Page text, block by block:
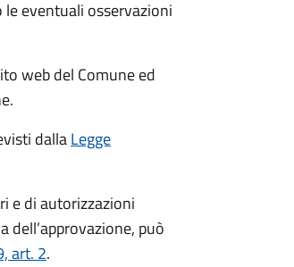
eventuali osservazioni
web del Comune ed
dallaLegge
e di autorizzazioni
dell’approvazione, può
art. 2.